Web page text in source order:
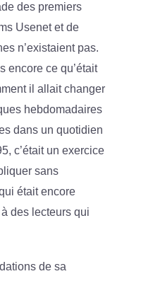
des premiers
Usenet et de
n’existaient pas.
encore ce qu’était
il allait changer
hebdomadaires
dans un quotidien
c’était un exercice
sans
était encore
des lecteurs qui
de sa